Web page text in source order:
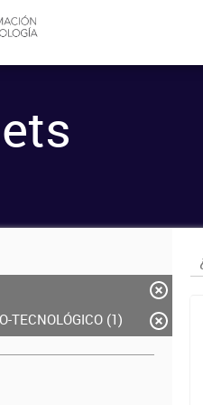
TECNOLÓGICO (1)